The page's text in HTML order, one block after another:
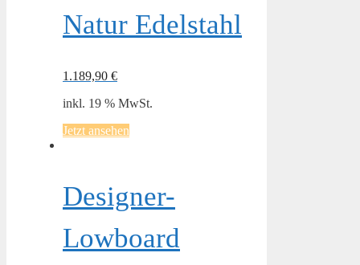
Natur Edelstahl
1.189,90 €
inkl. 19 % MwSt.
Jetzt ansehen
Designer-
Lowboard